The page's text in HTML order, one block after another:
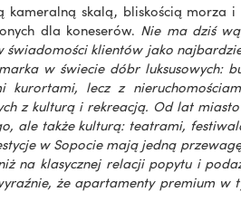
skalą, bliskością
dla koneserów. Nie ma dziś
świadomości klientów jako
w świecie dóbr luksusowych:
lecz z
z kulturą i rekreacją. Od lat
ale także kulturą: teatrami,
w Sopocie mają jedną
na klasycznej relacji popytu i
że apartamenty premium